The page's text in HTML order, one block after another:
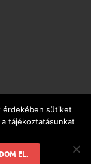
érdekében sütiket
tájékoztatásunkat
EL.